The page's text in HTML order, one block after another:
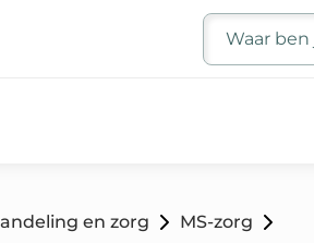
Zoeken
en zorg MS-zorg